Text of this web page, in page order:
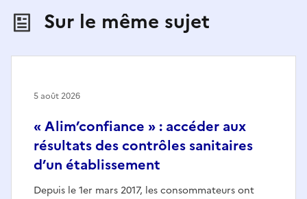
Sur le même sujet
« Alim’confiance » : accéder aux
résultats des contrôles sanitaires
d’un établissement
Depuis le 1er mars 2017, les consommateurs ont
5 août 2026